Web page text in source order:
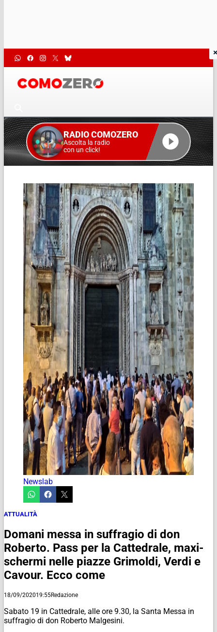
RADIO COMOZERO
Ascolta la radio
con un click!
Newslab
ATTUALITÀ
Domani messa in suffragio di don
Roberto. Pass per la Cattedrale, maxi-
schermi nelle piazze Grimoldi, Verdi e
Cavour. Ecco come
18/09/202019:55Redazione
Sabato 19 in Cattedrale, alle ore 9.30, la Santa Messa in
suffragio di don Roberto Malgesini.